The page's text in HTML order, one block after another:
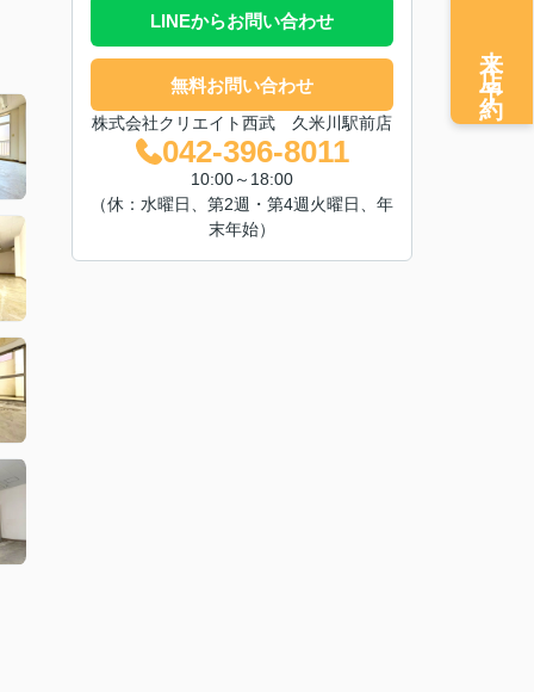
LINEからお問い合わせ
無料お問い合わせ
株式会社クリエイト西武 久米川駅前店
042-396-8011
10:00～18:00
（休：水曜日、第2週・第4週火曜日、年
末年始）
来店予約